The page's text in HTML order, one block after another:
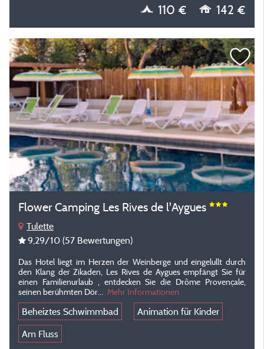
110 € 142 €
Flower Camping Les Rives de l'Aygues
Tulette
9,29/10 (57 Bewertungen)
Das Hotel liegt im Herzen der Weinberge und eingelullt durch
den Klang der Zikaden, Les Rives de Aygues empfängt Sie für
einen Familienurlaub , entdecken Sie die Drôme Provençale,
seinen berühmten Dör...
Mehr Informationen
Beheiztes Schwimmbad
Animation für Kinder
Am Fluss